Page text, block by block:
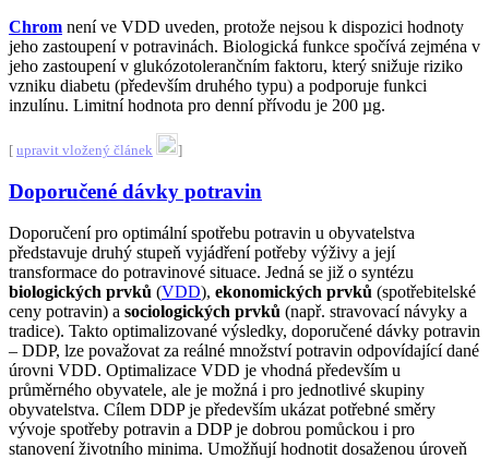
Chrom není ve VDD uveden, protože nejsou k dispozici hodnoty
jeho zastoupení v potravinách. Biologická funkce spočívá zejména v
jeho zastoupení v glukózotolerančním faktoru, který snižuje riziko
vzniku diabetu (především druhého typu) a podporuje funkci
inzulínu. Limitní hodnota pro denní přívodu je 200 µg.
[ upravit vložený článek ]
Doporučené dávky potravin
Doporučení pro optimální spotřebu potravin u obyvatelstva
představuje druhý stupeň vyjádření potřeby výživy a její
transformace do potravinové situace. Jedná se již o syntézu
biologických prvků (VDD), ekonomických prvků (spotřebitelské
ceny potravin) a sociologických prvků (např. stravovací návyky a
tradice). Takto optimalizované výsledky, doporučené dávky potravin
– DDP, lze považovat za reálné množství potravin odpovídající dané
úrovni VDD. Optimalizace VDD je vhodná především u
průměrného obyvatele, ale je možná i pro jednotlivé skupiny
obyvatelstva. Cílem DDP je především ukázat potřebné směry
vývoje spotřeby potravin a DDP je dobrou pomůckou i pro
stanovení životního minima. Umožňují hodnotit dosaženou úroveň